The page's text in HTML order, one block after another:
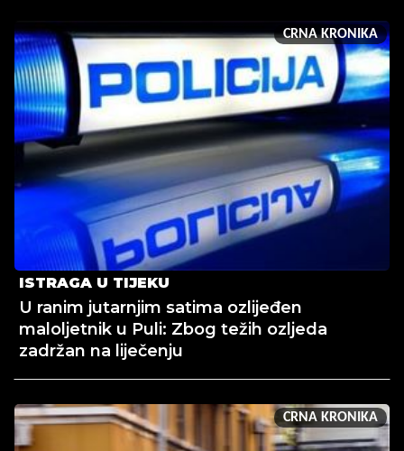
CRNA KRONIKA
ISTRAGA U TIJEKU
U ranim jutarnjim satima ozlijeđen
maloljetnik u Puli: Zbog težih ozljeda
zadržan na liječenju
CRNA KRONIKA